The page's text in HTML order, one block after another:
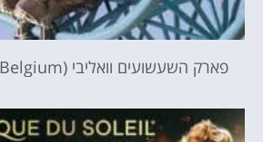
פארק השעשועים וואליבי (Walibi Belgium) בבלגיה